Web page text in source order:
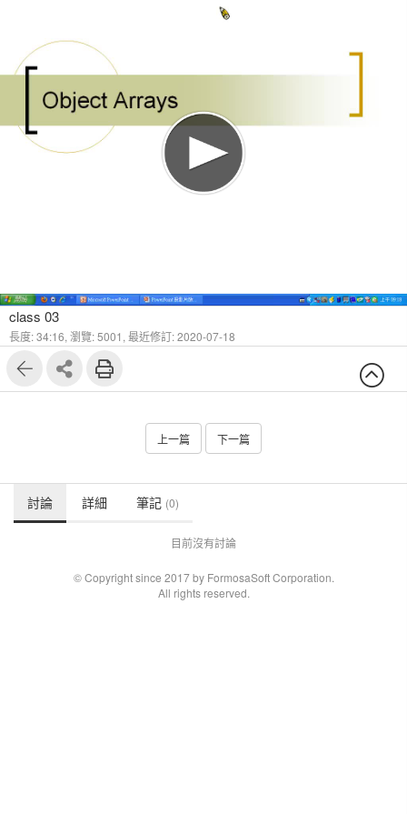
class 03
長度: 34:16, 瀏覽: 5001, 最近修訂: 2020-07-18
上一篇 下一篇
討論 詳細 筆記 (0)
目前沒有討論
© Copyright since 2017 by FormosaSoft Corporation.
All rights reserved.